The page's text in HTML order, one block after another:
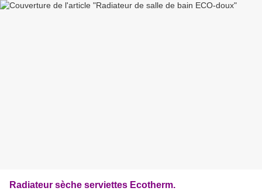
Radiateur sèche serviettes Ecotherm.